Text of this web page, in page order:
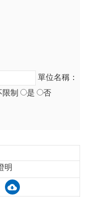
單位名稱：
限制 是 否
明